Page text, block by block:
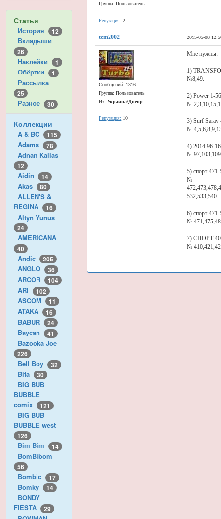
Статьи
История 12
Вкладыши
26
Наклейки 1
Обёртки 1
Рассылка
25
Разное 30
Коллекции
A & BC 115
Adams 78
Adnan Kallas
12
Aidin 14
Akas 80
ALLEN'S &
REGINA
16
Altyn Yunus
24
AMERICANA
40
Andic 205
ANGLO 36
ARCOR 104
ARI 102
ASCOM 11
ATAKA 16
BABUR 24
Baycan 41
Bazooka Joe
226
Bell Boy 32
Bifa 30
BIG BUB
BUBBLE
comix
121
BIG BUB
BUBBLE west
126
Bim Bim 14
BomBibom
56
Bombic 17
Bomky 14
BONDY
FIESTA
29
Группа: Пользователь
Репутация: 2
tem2002 2015-05-08
Сообщений: 1316
Группа: Пользователь
Из:Украина/Днепр
Репутация: 10
Мне нужны:
1)
№8,49.
2) Power 1-
№
3) Surf
№
4) 2014 96-
№
5) спорт
№
532,533,540.
6) спорт
№
7) СПОРТ
№